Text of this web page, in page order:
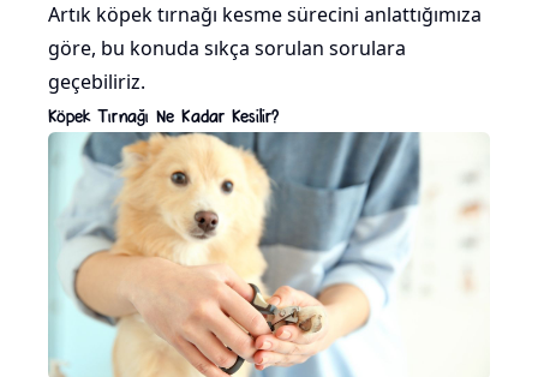
Artık köpek tırnağı kesme sürecini anlattığımıza
göre, bu konuda sıkça sorulan sorulara
geçebiliriz.
Köpek Tırnağı Ne Kadar Kesilir?